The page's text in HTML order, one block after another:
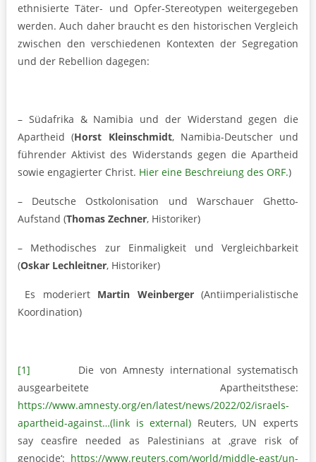
ethnisierte Täter- und Opfer-Stereotypen weitergegeben
werden. Auch daher braucht es den historischen Vergleich
zwischen den verschiedenen Kontexten der Segregation
und der Rebellion dagegen:
– Südafrika & Namibia und der Widerstand gegen die
Apartheid (Horst Kleinschmidt, Namibia-Deutscher und
führender Aktivist des Widerstands gegen die Apartheid
sowie engagierter Christ. Hier eine Beschreiung des ORF.)
– Deutsche Ostkolonisation und Warschauer Ghetto-
Aufstand (Thomas Zechner, Historiker)
– Methodisches zur Einmaligkeit und Vergleichbarkeit
(Oskar Lechleitner, Historiker)
Es moderiert Martin Weinberger(Antiimperialistische
Koordination)
[1] Die von Amnesty international systematisch
ausgearbeitete Apartheitsthese:
https://www.amnesty.org/en/latest/news/2022/02/israels-
apartheid-against…(link is external) Reuters, UN experts
say ceasfire needed as Palestinians at ‚grave risk of
genocide‘: https://www.reuters.com/world/middle-east/un-